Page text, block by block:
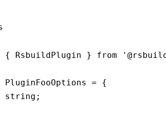
{ RsbuildPlugin } from
PluginFooOptions = {
string ;